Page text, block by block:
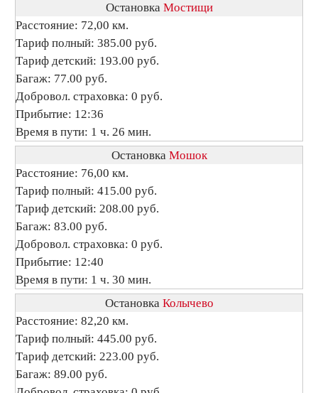
Остановка Мостищи
Расстояние: 72,00 км.
Тариф полный: 385.00 руб.
Тариф детский: 193.00 руб.
Багаж: 77.00 руб.
Добровол. страховка: 0 руб.
Прибытие: 12:36
Время в пути: 1 ч. 26 мин.
Остановка Мошок
Расстояние: 76,00 км.
Тариф полный: 415.00 руб.
Тариф детский: 208.00 руб.
Багаж: 83.00 руб.
Добровол. страховка: 0 руб.
Прибытие: 12:40
Время в пути: 1 ч. 30 мин.
Остановка Колычево
Расстояние: 82,20 км.
Тариф полный: 445.00 руб.
Тариф детский: 223.00 руб.
Багаж: 89.00 руб.